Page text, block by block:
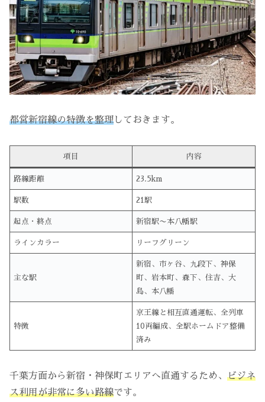
都営新宿線の特徴を整理 しておきます。
項目 内容
路線距離 23.5km
駅数 21駅
起点・終点 新宿駅〜本八幡駅
ラインカラー リーフグリーン
主な駅
新宿、市ヶ谷、九段下、神保
町、岩本町、森下、住吉、大
島、本八幡
特徴
京王線と相互直通運転、全列車
10両編成、全駅ホームドア整備
済み
千葉方面から新宿・神保町エリアへ直通するため、 ビジネ
ス利用が非常に多い路線です。